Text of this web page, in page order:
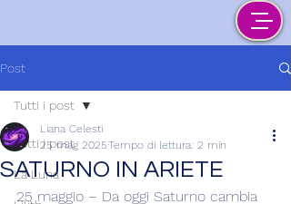
Post
Tutti i post
La Luna
Tutti i post
SATURNO IN ARIETE
Liana Celesti
25 mag 2025Tempo di lettura: 2 min
25 maggio – Da oggi Saturno cambia